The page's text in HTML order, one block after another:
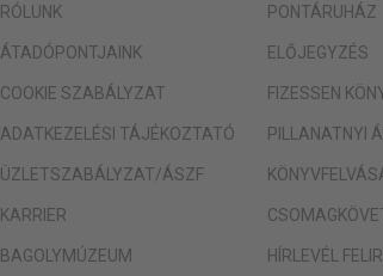
RÓLUNK
ÁTADÓPONTJAINK
COOKIE SZABÁLYZAT
ADATKEZELÉSI TÁJÉKOZTATÓ
ÜZLETSZABÁLYZAT/ÁSZF
KARRIER
BAGOLYMÚZEUM
PONTÁRUHÁZ
ELŐJEGYZÉS
FIZESSEN
PILLANATNYI
HÍRLEVÉL